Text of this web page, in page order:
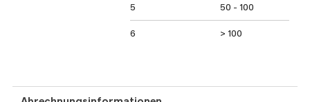
5 50 - 100
6 > 100